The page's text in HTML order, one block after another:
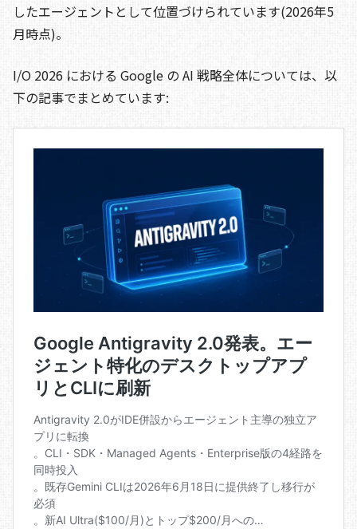
したエージェントとして位置づけられています(2026年5
月時点)。
I/O 2026 における Google の AI 戦略全体については、以
下の記事でまとめています: